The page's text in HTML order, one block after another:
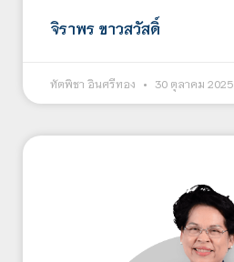
จิราพร ขาวสวัสดิ์
ทัตพิชา อินศรีทอง 30 ตุลาคม 2025